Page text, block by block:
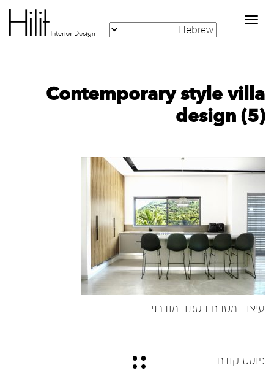
Toggle
navigation
Contemporary style villa
design (5)
עיצוב מטבח בסגנון מודרני
פוסט קודם